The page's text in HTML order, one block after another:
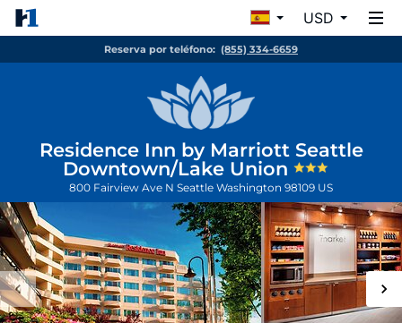
USD
Reserva por teléfono: (855) 334-6659
Residence Inn by Marriott Seattle
Downtown/Lake Union
800 Fairview Ave N Seattle Washington 98109 US